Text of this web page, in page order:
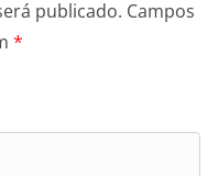
publicado. Campos
*